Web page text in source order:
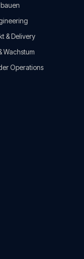
& Delivery
Wachstum
Operations